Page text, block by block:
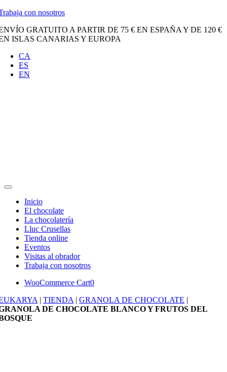
Saltar
contenido
con nosotros
GRATUITO A PARTIR DE 75 € EN ESPAÑA Y DE 120 €
ISLAS CANARIAS Y EUROPA
CA
ES
EN
Toggle
Navigation
Inicio
El chocolate
La chocolatería
Lluc Crusellas
Tienda online
Eventos
Visitas al obrador
Trabaja con nosotros
WooCommerce Cart0
|TIENDA |GRANOLA DE CHOCOLATE |
DE CHOCOLATE BLANCO Y FRUTOS DEL